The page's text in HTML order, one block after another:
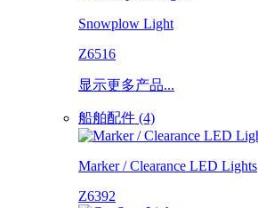
Snowplow Light
Z6516
显示更多产品...
船舶配件 (4)
Marker / Clearance LED Lights
Z6392